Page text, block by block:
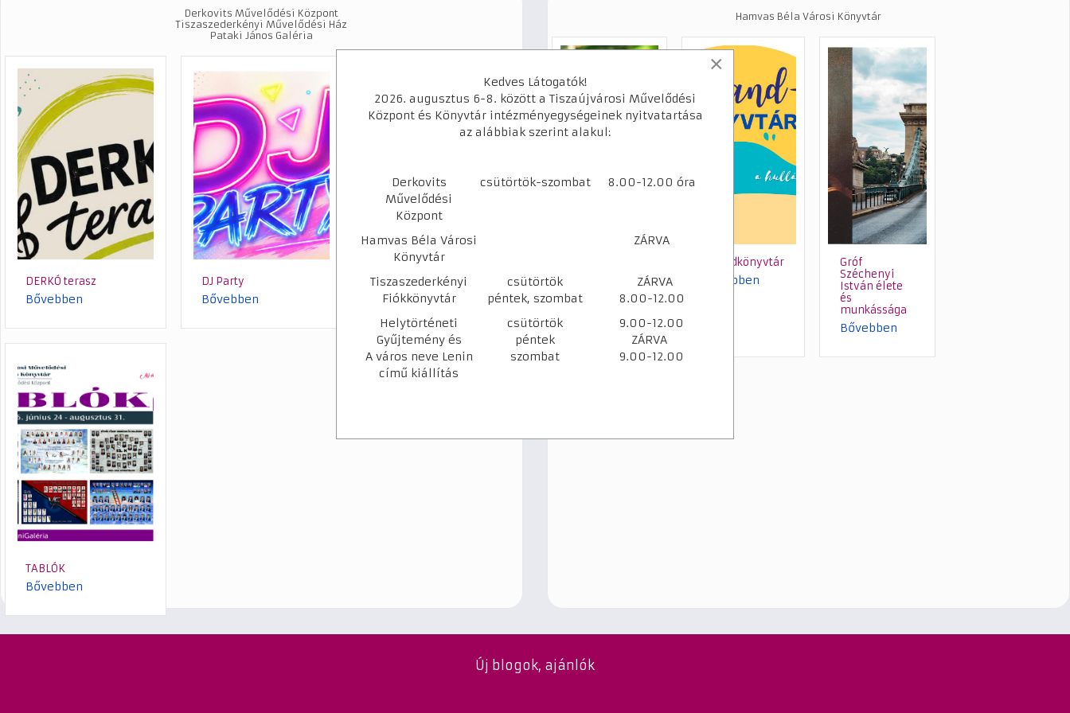
Derkovits Művelődési Központ
Tiszaszederkényi Művelődési Ház
Pataki János Galéria
DERKÓ terasz
Bővebben
DJ Party
Bővebben
Szent István - Nap
Bővebben
TABLÓK
Bővebben
Hamvas Béla Városi Könyvtár
Bővebben
Strandkönyvtár
Bővebben
Gróf
Széchenyi
István élete
és
munkássága
Bővebben
Új blogok, ajánlók
×
Kedves Látogatók!
2026. augusztus 6-8. között a Tiszaújvárosi Művelődési
Központ és Könyvtár intézményegységeinek nyitvatartása
az alábbiak szerint alakul:
Derkovits
Művelődési
Központ
csütörtök-szombat 8.00-12.00 óra
Hamvas Béla Városi
Könyvtár
ZÁRVA
Tiszaszederkényi
Fiókkönyvtár
csütörtök
péntek, szombat
ZÁRVA
8.00-12.00
Helytörténeti
Gyűjtemény és
A város neve Lenin
című kiállítás
csütörtök
péntek
szombat
9.00-12.00
ZÁRVA
9.00-12.00